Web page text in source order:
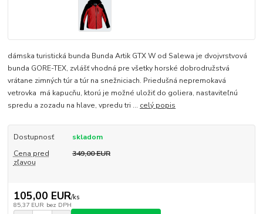
dámska turistická bunda Bunda Artik GTX W od Salewa je dvojvrstvová
bunda GORE-TEX, zvlášť vhodná pre všetky horské dobrodružstvá
vrátane zimných túr a túr na snežniciach. Priedušná nepremokavá
vetrovka má kapucňu, ktorú je možné uložiť do goliera, nastaviteľnú
spredu a zozadu na hlave, vpredu tri ... celý popis
Dostupnosť
skladom
Cena pred
zľavou
349,00 EUR
105,00 EUR/ks
85,37 EUR bez DPH